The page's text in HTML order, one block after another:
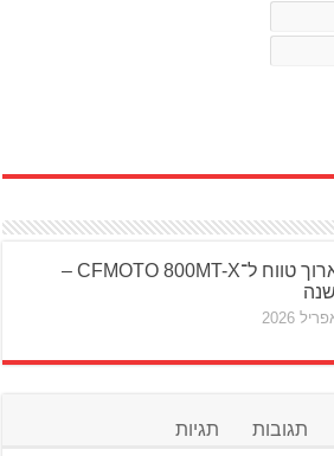
מבחן ארוך טווח ל־CFMOTO 800MT-X –
תגובות תגיות